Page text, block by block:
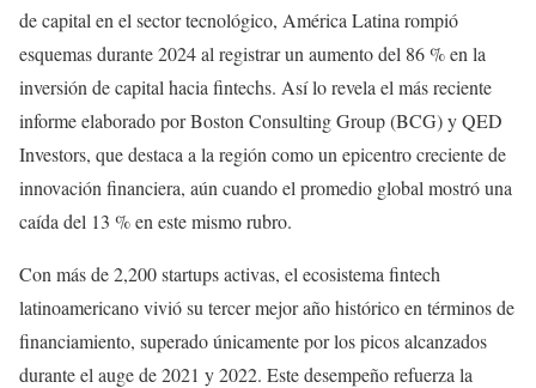
de capital en el sector tecnológico, América Latina rompió
esquemas durante 2024 al registrar un aumento del 86 % en la
inversión de capital hacia fintechs. Así lo revela el más reciente
informe elaborado por Boston Consulting Group (BCG) y QED
Investors, que destaca a la región como un epicentro creciente de
innovación financiera, aún cuando el promedio global mostró una
caída del 13 % en este mismo rubro.
Con más de 2,200 startups activas, el ecosistema fintech
latinoamericano vivió su tercer mejor año histórico en términos de
financiamiento, superado únicamente por los picos alcanzados
durante el auge de 2021 y 2022. Este desempeño refuerza la